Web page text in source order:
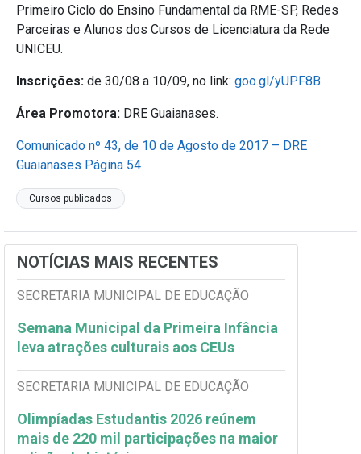
Primeiro Ciclo do Ensino Fundamental da RME-SP, Redes
Parceiras e Alunos dos Cursos de Licenciatura da Rede
UNICEU.
Inscrições: de 30/08 a 10/09, no link: goo.gl/yUPF8B
Área Promotora: DRE Guaianases.
Comunicado nº 43, de 10 de Agosto de 2017 – DRE
Guaianases Página 54
Cursos publicados
NOTÍCIAS MAIS RECENTES
SECRETARIA MUNICIPAL DE EDUCAÇÃO
Semana Municipal da Primeira Infância
leva atrações culturais aos CEUs
SECRETARIA MUNICIPAL DE EDUCAÇÃO
Olimpíadas Estudantis 2026 reúnem
mais de 220 mil participações na maior